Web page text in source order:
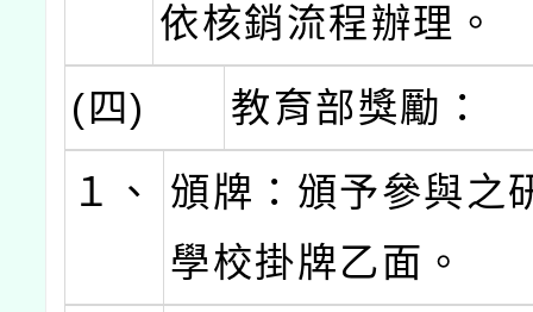
依核銷流程辦理。
(四)
教育部獎勵：
１、
頒牌：頒予參與之
學校掛牌乙面。